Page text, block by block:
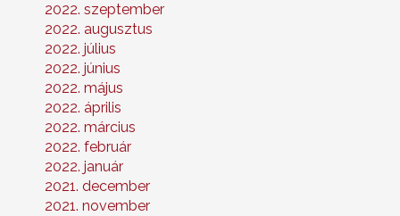
2022. szeptember
2022. augusztus
2022. július
2022. június
2022. május
2022. április
2022. március
2022. február
2022. január
2021. december
2021. november